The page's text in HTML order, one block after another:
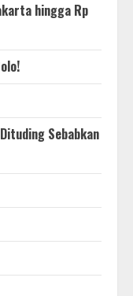
hingga Rp
Sebabkan